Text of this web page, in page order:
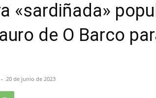
«sardiñada»
de O Barco
- 20 de junio de 2023